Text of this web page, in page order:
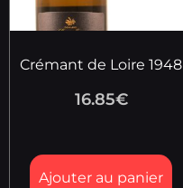
Crémant de Loire 1948
16.85€
Ajouter au panier